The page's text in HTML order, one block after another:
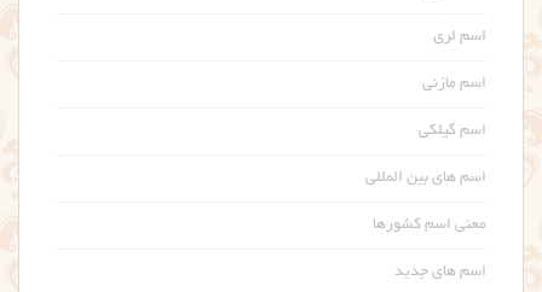
اسم لری
اسم مازنی
اسم گیلکی
اسم های بین المللی
معنی اسم کشورها
اسم های جدید